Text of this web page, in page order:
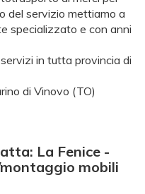
del servizio mettiamo a
specializzato e con anni
in tutta provincia di
di Vinovo (TO)
La Fenice -
mobili